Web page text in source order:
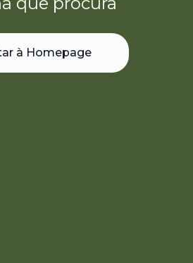
à Homepage